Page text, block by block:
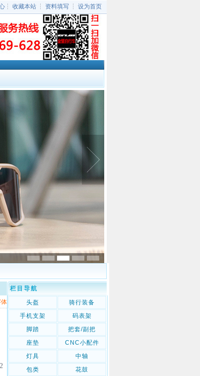
┆ 收藏本站 ┆ 资料填写 ┆ 设为首页
栏目导航
头盔
骑行装备
手机支架
码表架
脚踏
把套/副把
座垫
CNC小配件
灯具
中轴
包类
花鼓